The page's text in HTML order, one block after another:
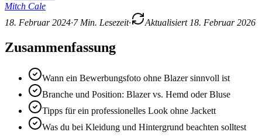
Mitch Cale
18. Februar 2024·7 Min. Lesezeit· Aktualisiert 18. Februar 2026
Zusammenfassung
Wann ein Bewerbungsfoto ohne Blazer sinnvoll ist
Branche und Position: Blazer vs. Hemd oder Bluse
Tipps für ein professionelles Look ohne Jackett
Was du bei Kleidung und Hintergrund beachten solltest